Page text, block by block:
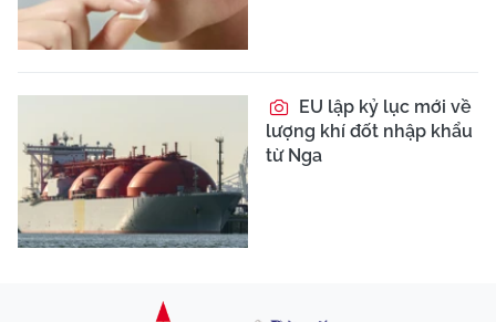
EU lập kỷ lục mới về
lượng khí đốt nhập khẩu
từ Nga